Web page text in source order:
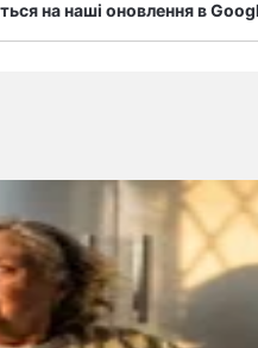
на наші оновлення в